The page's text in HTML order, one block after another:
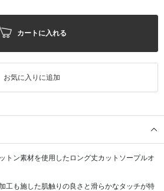
カートに入れる
お気に入りに追加
トン素材を使用したロング丈カットソープルオ
工も施した肌触りの良さと滑らかなタッチが特